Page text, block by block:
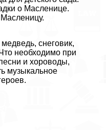
о Масленице.
снеговик,
необходимо при
и хороводы,
музыкальное